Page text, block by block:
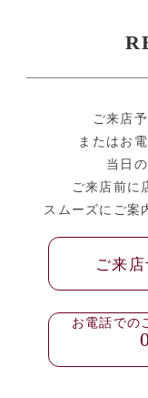
ご来店
またはお
当日
ご来店前に
スムーズにご案
ご来
お電話での